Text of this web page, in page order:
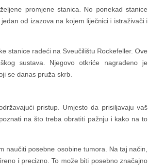
promjene stanica. No ponekad stanice
od izazova na kojem liječnici i istraživači i
stanice radeći na Sveučilištu Rockefeller. Ove
sustava. Njegovo otkriće nagrađeno je
se danas pruža skrb.
pristup. Umjesto da prisiljavaju vaš
na što treba obratiti pažnju i kako na to
naučiti posebne osobine tumora. Na taj način,
i precizno. To može biti posebno značajno